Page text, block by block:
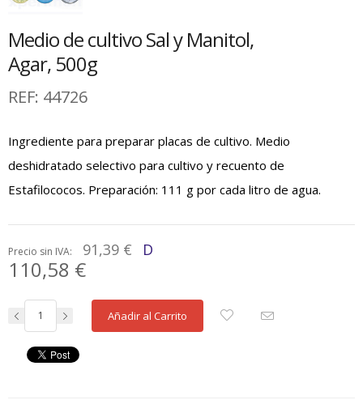
Medio de cultivo Sal y Manitol,
Agar, 500g
REF: 44726
Ingrediente para preparar placas de cultivo. Medio
deshidratado selectivo para cultivo y recuento de
Estafilococos. Preparación: 111 g por cada litro de agua.
Precio sin IVA: 91,39 € D
110,58 €
Añadir al Carrito